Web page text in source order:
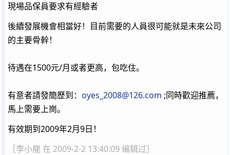
現場品保員要求有經驗者
後續發展機會相當好！目前需要的人員很可能就是未來公司
的主要骨幹！
待遇在1500元/月或者更高，包吃住。
有意者請發簡歷到： oyes_2008@126.com ;同時歡迎推薦，
馬上需要上崗。
有效期到2009年2月9日！
［李小龍 在 2009-2-2 13:40:09 编辑过］